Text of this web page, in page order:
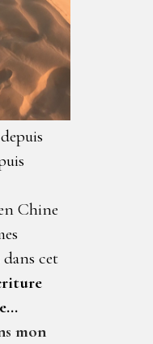
depuis
Chine
cet
mon